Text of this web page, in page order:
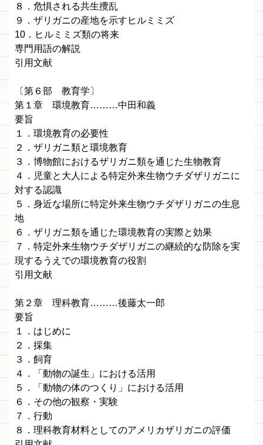
８．危惧される共生攪乱
９．ザリガニの産地を示すヒルミミズ
10．ヒルミミズ類の将来
専門用語の解説
引用文献
〔第６部 教育学〕
第１章 環境教育………中田和義
要旨
１．環境教育の必要性
２．ザリガニ類と環境教育
３．博物館におけるザリガニ類を通じた生物教育
４．児童と大人による特定外来生物ウチダザリガニに
対する認識
５．身近な場所に特定外来生物ウチダザリガニの生息
地
６．ザリガニ類を通じた環境教育の実際と効果
７．特定外来生物ウチダザリガニの継続的な防除を実
現するうえでの環境教育の役割
引用文献
第２章 理科教育………後藤太一郎
要旨
１．はじめに
２．採集
３．飼育
４．「動物の誕生」における活用
５．「動物の体のつくり」における活用
６．その他の観察・実験
７．行動
８．理科教育材料としてのアメリカザリガニの評価